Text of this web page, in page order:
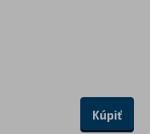
Kúpiť